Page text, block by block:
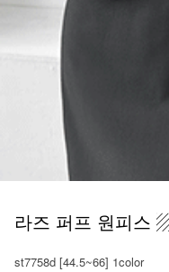
라즈 퍼프 원피스
st7758d [44.5~66] 1color